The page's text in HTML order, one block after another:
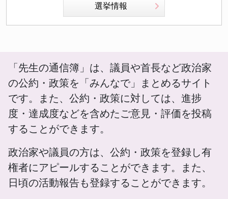
選挙情報
「先生の通信簿」は、議員や首長など政治家
の公約・政策を「みんなで」まとめるサイト
です。また、公約・政策に対しては、進捗
度・達成度などを含めたご意見・評価を投稿
することができます。
政治家や議員の方は、公約・政策を登録し有
権者にアピールすることができます。また、
日頃の活動報告も登録することができます。